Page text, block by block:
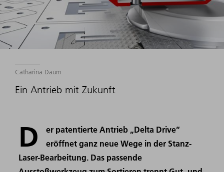
Catharina Daum
Ein Antrieb mit Zukunft
D
er patentierte Antrieb „Delta Drive“
eröffnet ganz neue Wege in der Stanz-
Laser-Bearbeitung. Das passende